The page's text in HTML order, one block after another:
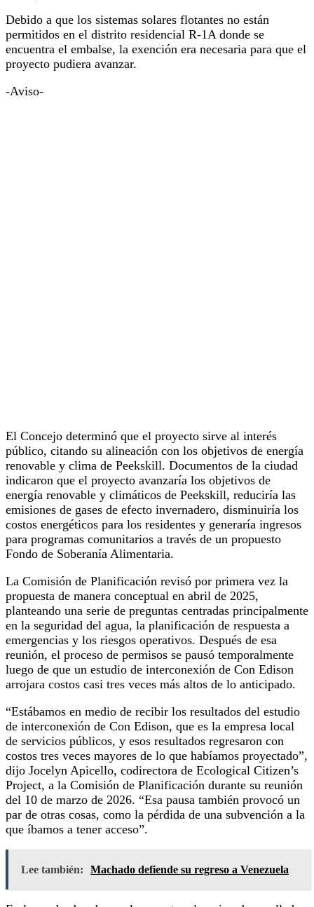
Debido a que los sistemas solares flotantes no están
permitidos en el distrito residencial R-1A donde se
encuentra el embalse, la exención era necesaria para que el
proyecto pudiera avanzar.
-Aviso-
El Concejo determinó que el proyecto sirve al interés
público, citando su alineación con los objetivos de energía
renovable y clima de Peekskill. Documentos de la ciudad
indicaron que el proyecto avanzaría los objetivos de
energía renovable y climáticos de Peekskill, reduciría las
emisiones de gases de efecto invernadero, disminuiría los
costos energéticos para los residentes y generaría ingresos
para programas comunitarios a través de un propuesto
Fondo de Soberanía Alimentaria.
La Comisión de Planificación revisó por primera vez la
propuesta de manera conceptual en abril de 2025,
planteando una serie de preguntas centradas principalmente
en la seguridad del agua, la planificación de respuesta a
emergencias y los riesgos operativos. Después de esa
reunión, el proceso de permisos se pausó temporalmente
luego de que un estudio de interconexión de Con Edison
arrojara costos casi tres veces más altos de lo anticipado.
“Estábamos en medio de recibir los resultados del estudio
de interconexión de Con Edison, que es la empresa local
de servicios públicos, y esos resultados regresaron con
costos tres veces mayores de lo que habíamos proyectado”,
dijo Jocelyn Apicello, codirectora de Ecological Citizen’s
Project, a la Comisión de Planificación durante su reunión
del 10 de marzo de 2026. “Esa pausa también provocó un
par de otras cosas, como la pérdida de una subvención a la
que íbamos a tener acceso”.
Lee también: Machado defiende su regreso a Venezuela